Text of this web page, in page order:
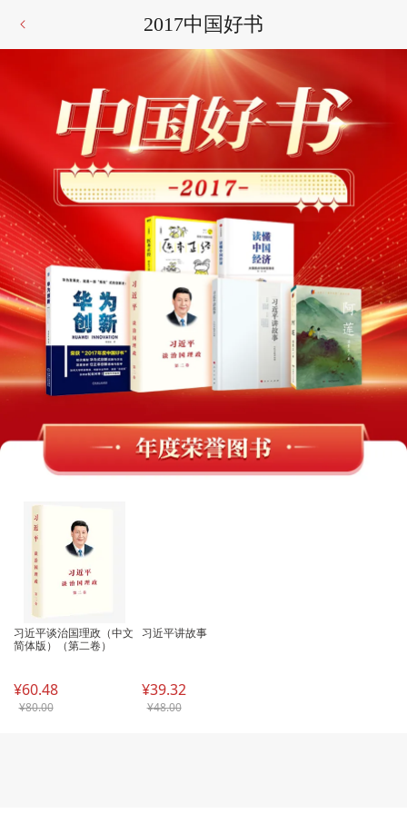
2017中国好书
习近平谈治国理政（中文
简体版）（第二卷）
¥60.48
¥80.00
习近平讲故事
¥39.32
¥48.00